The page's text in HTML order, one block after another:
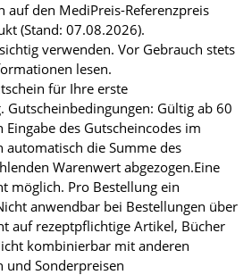
auf den MediPreis-Referenzpreis
(Stand: 07.08.2026).
verwenden. Vor Gebrauch stets
lesen.
für Ihre erste
Gutscheinbedingungen: Gültig ab 60
Eingabe des Gutscheincodes im
die Summe des
Warenwert abgezogen.Eine
möglich. Pro Bestellung ein
anwendbar bei Bestellungen über
auf rezeptpflichtige Artikel, Bücher
kombinierbar mit anderen
und Sonderpreisen